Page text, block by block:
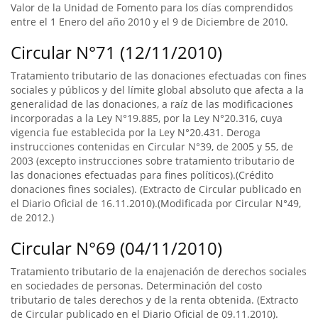
Valor de la Unidad de Fomento para los días comprendidos
entre el 1 Enero del año 2010 y el 9 de Diciembre de 2010.
Circular N°71 (12/11/2010)
Tratamiento tributario de las donaciones efectuadas con fines
sociales y públicos y del límite global absoluto que afecta a la
generalidad de las donaciones, a raíz de las modificaciones
incorporadas a la Ley N°19.885, por la Ley N°20.316, cuya
vigencia fue establecida por la Ley N°20.431. Deroga
instrucciones contenidas en Circular N°39, de 2005 y 55, de
2003 (excepto instrucciones sobre tratamiento tributario de
las donaciones efectuadas para fines políticos).(Crédito
donaciones fines sociales). (Extracto de Circular publicado en
el Diario Oficial de 16.11.2010).(Modificada por Circular N°49,
de 2012.)
Circular N°69 (04/11/2010)
Tratamiento tributario de la enajenación de derechos sociales
en sociedades de personas. Determinación del costo
tributario de tales derechos y de la renta obtenida. (Extracto
de Circular publicado en el Diario Oficial de 09.11.2010).